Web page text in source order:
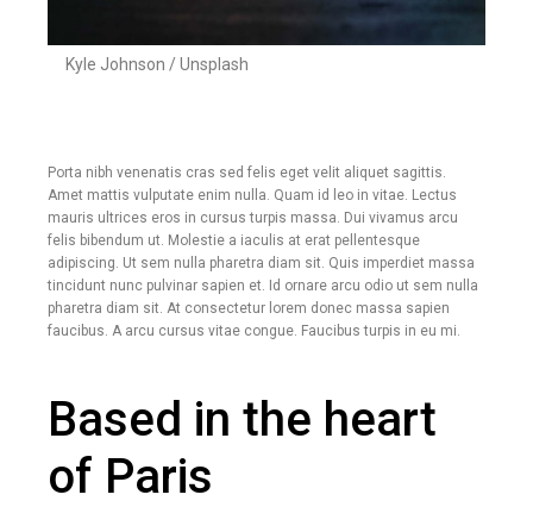
Kyle Johnson / Unsplash
Porta nibh venenatis cras sed felis eget velit aliquet sagittis.
Amet mattis vulputate enim nulla. Quam id leo in vitae. Lectus
mauris ultrices eros in cursus turpis massa. Dui vivamus arcu
felis bibendum ut. Molestie a iaculis at erat pellentesque
adipiscing. Ut sem nulla pharetra diam sit. Quis imperdiet massa
tincidunt nunc pulvinar sapien et. Id ornare arcu odio ut sem nulla
pharetra diam sit. At consectetur lorem donec massa sapien
faucibus. A arcu cursus vitae congue. Faucibus turpis in eu mi.
Based in the heart
of Paris